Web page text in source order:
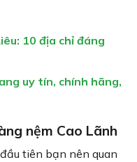
10 địa chỉ đáng
uy tín, chính hãng,
nệm Cao Lãnh
tiên bạn nên quan